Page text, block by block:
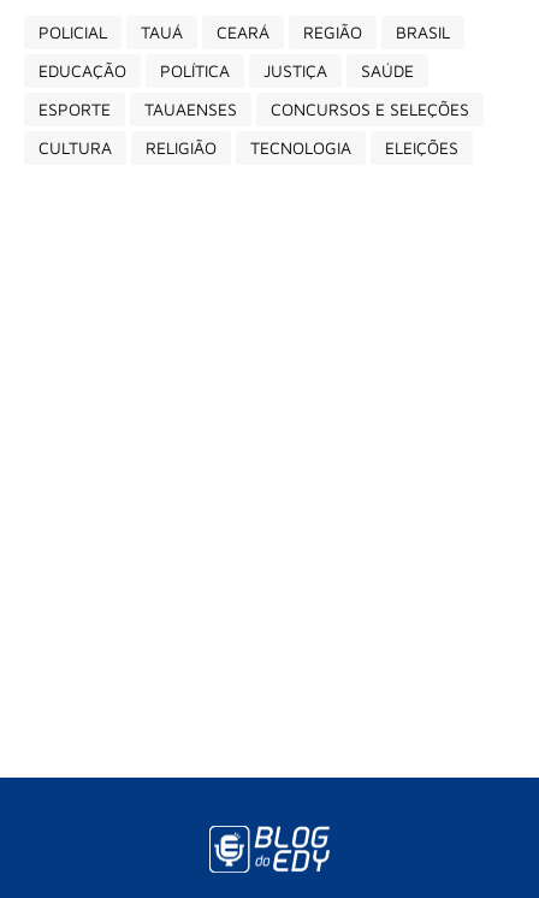
POLICIAL TAUÁ CEARÁ REGIÃO
BRASIL
EDUCAÇÃO
POLÍTICA JUSTIÇA
SAÚDE
ESPORTE
TAUAENSES
CONCURSOS E SELEÇÕES
CULTURA
RELIGIÃO TECNOLOGIA ELEIÇÕES